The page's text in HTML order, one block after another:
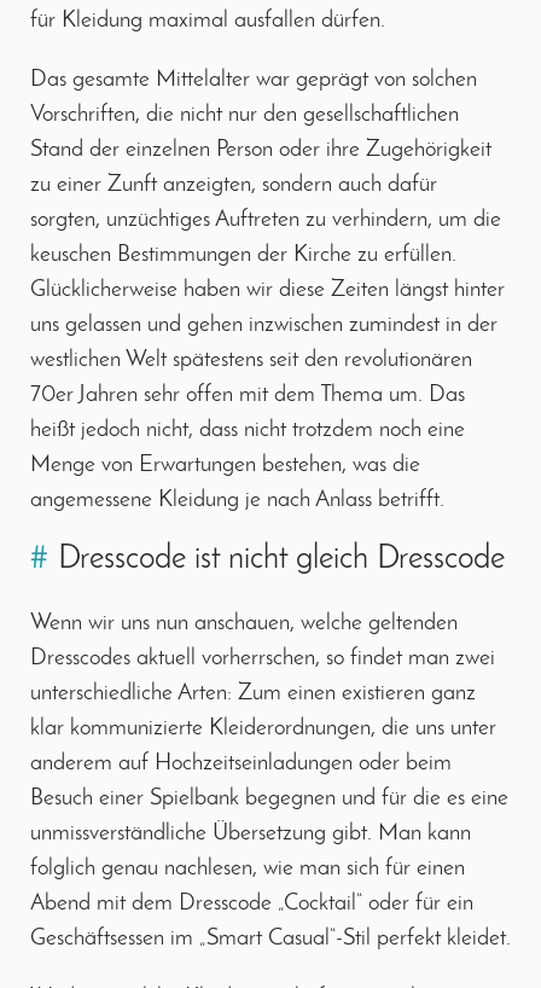
für Kleidung maximal ausfallen dürfen.
Das gesamte Mittelalter war geprägt von solchen
Vorschriften, die nicht nur den gesellschaftlichen
Stand der einzelnen Person oder ihre Zugehörigkeit
zu einer Zunft anzeigten, sondern auch dafür
sorgten, unzüchtiges Auftreten zu verhindern, um die
keuschen Bestimmungen der Kirche zu erfüllen.
Glücklicherweise haben wir diese Zeiten längst hinter
uns gelassen und gehen inzwischen zumindest in der
westlichen Welt spätestens seit den revolutionären
70er Jahren sehr offen mit dem Thema um. Das
heißt jedoch nicht, dass nicht trotzdem noch eine
Menge von Erwartungen bestehen, was die
angemessene Kleidung je nach Anlass betrifft.
# Dresscode ist nicht gleich Dresscode
Wenn wir uns nun anschauen, welche geltenden
Dresscodes aktuell vorherrschen, so findet man zwei
unterschiedliche Arten: Zum einen existieren ganz
klar kommunizierte Kleiderordnungen, die uns unter
anderem auf Hochzeitseinladungen oder beim
Besuch einer Spielbank begegnen und für die es eine
unmissverständliche Übersetzung gibt. Man kann
folglich genau nachlesen, wie man sich für einen
Abend mit dem Dresscode „Cocktail“ oder für ein
Geschäftsessen im „Smart Casual“-Stil perfekt kleidet.